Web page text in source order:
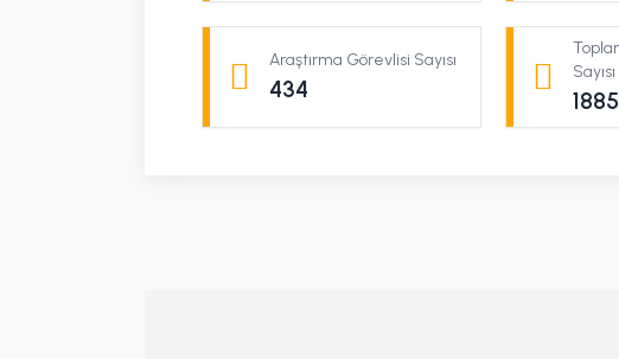
Araştırma Görevlisi Sayısı
434
Sayısı
1885